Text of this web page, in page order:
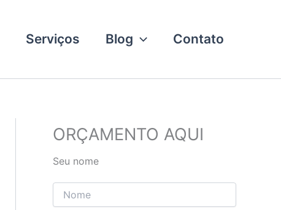
Serviços Blog Contato
ORÇAMENTO AQUI
Seu nome